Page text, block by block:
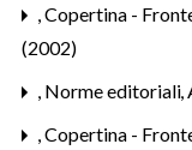
,Copertina -
(2002)
, Norme editoriali,
,Copertina -